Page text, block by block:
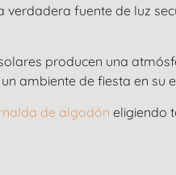
verdadera fuente de luz
producen una
ambiente de fiesta en su
de algodón eligiendo